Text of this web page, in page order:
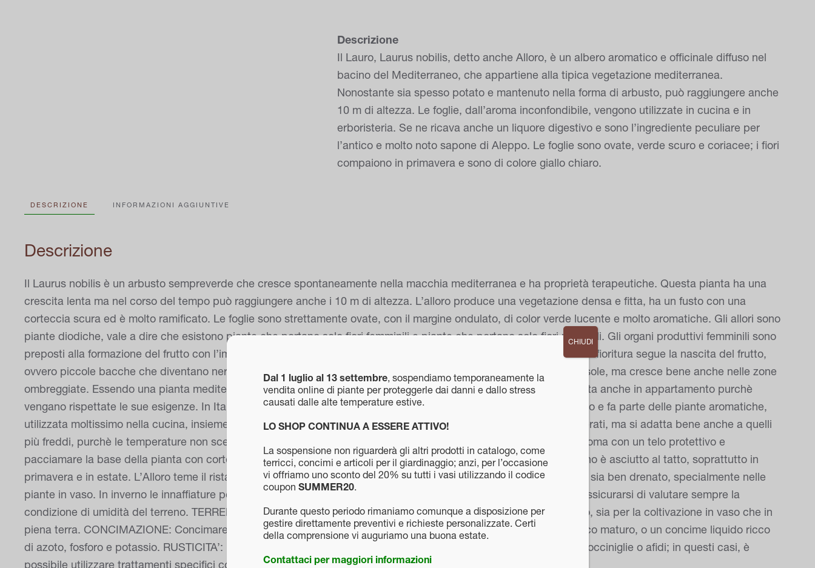
Descrizione
Il Lauro, Laurus nobilis, detto anche Alloro, è un albero aromatico e officinale diffuso nel
bacino del Mediterraneo, che appartiene alla tipica vegetazione mediterranea.
Nonostante sia spesso potato e mantenuto nella forma di arbusto, può raggiungere anche
10 m di altezza. Le foglie, dall’aroma inconfondibile, vengono utilizzate in cucina e in
erboristeria. Se ne ricava anche un liquore digestivo e sono l’ingrediente peculiare per
l’antico e molto noto sapone di Aleppo. Le foglie sono ovate, verde scuro e coriacee; i fiori
compaiono in primavera e sono di colore giallo chiaro.
DESCRIZIONE INFORMAZIONI AGGIUNTIVE
Descrizione
Il Laurus nobilis è un arbusto sempreverde che cresce spontaneamente nella macchia mediterranea e ha proprietà terapeutiche. Questa pianta ha una
crescita lenta ma nel corso del tempo può raggiungere anche i 10 m di altezza. L’alloro produce una vegetazione densa e fitta, ha un fusto con una
corteccia scura ed è molto ramificato. Le foglie sono strettamente ovate, con il margine ondulato, di color verde lucente e molto aromatiche. Gli allori sono
piante diodiche, vale a dire che esistono piante che portano solo fiori femminili e piante che portano solo fiori maschili. Gli organi produttivi femminili sono
preposti alla formazione del frutto con l’impollinazione del fiore maschile. Negli esemplari di sesso femminile dopo la fioritura segue la nascita del frutto,
ovvero piccole bacche che diventano nere. ESPOSIZIONE: L’Alloro è una pianta che può essere esposta in pieno sole, ma cresce bene anche nelle zone
ombreggiate. Essendo una pianta mediterranea non sopporta il troppo freddo. È una pianta che può essere coltivata anche in appartamento purchè
vengano rispettate le sue esigenze. In Italia è diffuso in tutte le regioni, è una pianta facilmente coltivabile in giardino e fa parte delle piante aromatiche,
utilizzata moltissimo nella cucina, insieme alla salvia e al rosmarino. CLIMA: E’ una pianta che predilige climi temperati, ma si adatta bene anche a quelli
più freddi, purchè le temperature non scendano oltre i -7°C. Nelle zone con inverni rigidi, bisogna proteggere la chioma con un telo protettivo e
pacciamare la base della pianta con corteccia di pino. IRRIGAZIONE: Annaffiare regolarmente solo quando il terreno è asciutto al tatto, soprattutto in
primavera e in estate. L’Alloro teme il ristagno idrico, che può causare marciume radicale; assicurarsi che il terreno sia ben drenato, specialmente nelle
piante in vaso. In inverno le innaffiature possono essere diradate o sospese se le temperature sono molto basse. Assicurarsi di valutare sempre la
condizione di umidità del terreno. TERRENO: Non ha bisogno di terreni particolari, l’importante che sia ben drenato, sia per la coltivazione in vaso che in
piena terra. CONCIMAZIONE: Concimare in primavera e in autunno con un fertilizzante in granuli, a base di stallatico maturo, o un concime liquido ricco
di azoto, fosforo e potassio. RUSTICITA’: Il Laurus nobilis è una pianta molto rustica, ma può essere attaccata da cocciniglie o afidi; in questi casi, è
possibile utilizzare trattamenti specifici come l’olio bianco a base di piretro.
Dal 1 luglio al 13 settembre, sospendiamo temporaneamente la
vendita online di piante per proteggerle dai danni e dallo stress
causati dalle alte temperature estive.
LO SHOP CONTINUA A ESSERE ATTIVO!
La sospensione non riguarderà gli altri prodotti in catalogo, come
terricci, concimi e articoli per il giardinaggio; anzi, per l’occasione
vi offriamo uno sconto del 20% su tutti i vasi utilizzando il codice
coupon SUMMER20.
Durante questo periodo rimaniamo comunque a disposizione per
gestire direttamente preventivi e richieste personalizzate. Certi
della comprensione vi auguriamo una buona estate.
Contattaci per maggiori informazioni
CHIUDI